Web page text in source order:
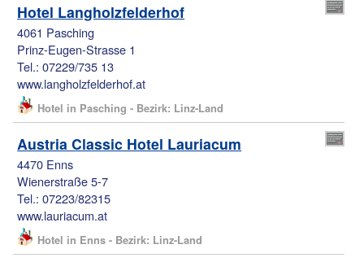
Hotel Langholzfelderhof
4061 Pasching
Prinz-Eugen-Strasse 1
Tel.: 07229/735 13
www.langholzfelderhof.at
Hotel in Pasching - Bezirk: Linz-Land
Austria Classic Hotel Lauriacum
4470 Enns
Wienerstraße 5-7
Tel.: 07223/82315
www.lauriacum.at
Hotel in Enns - Bezirk: Linz-Land